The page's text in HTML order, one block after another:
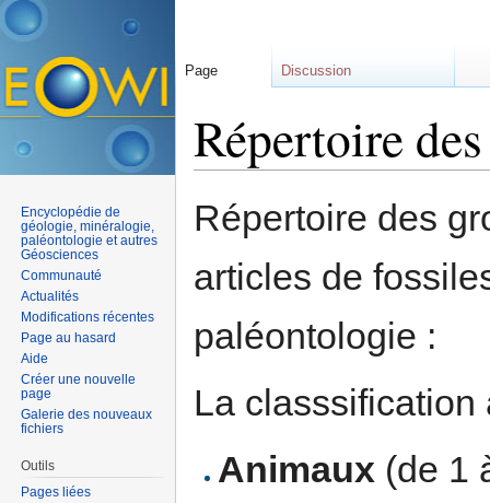
Répertoire
Répertoire des
articles de
paléontologie :
La classsification
Animaux (de 1
Page Discussion
Encyclopédie de
géologie, minéralogie,
paléontologie et autres
Géosciences
Communauté
Actualités
Modifications récentes
Page au hasard
Aide
Créer une nouvelle
page
Galerie des nouveaux
fichiers
Outils
Pages liées